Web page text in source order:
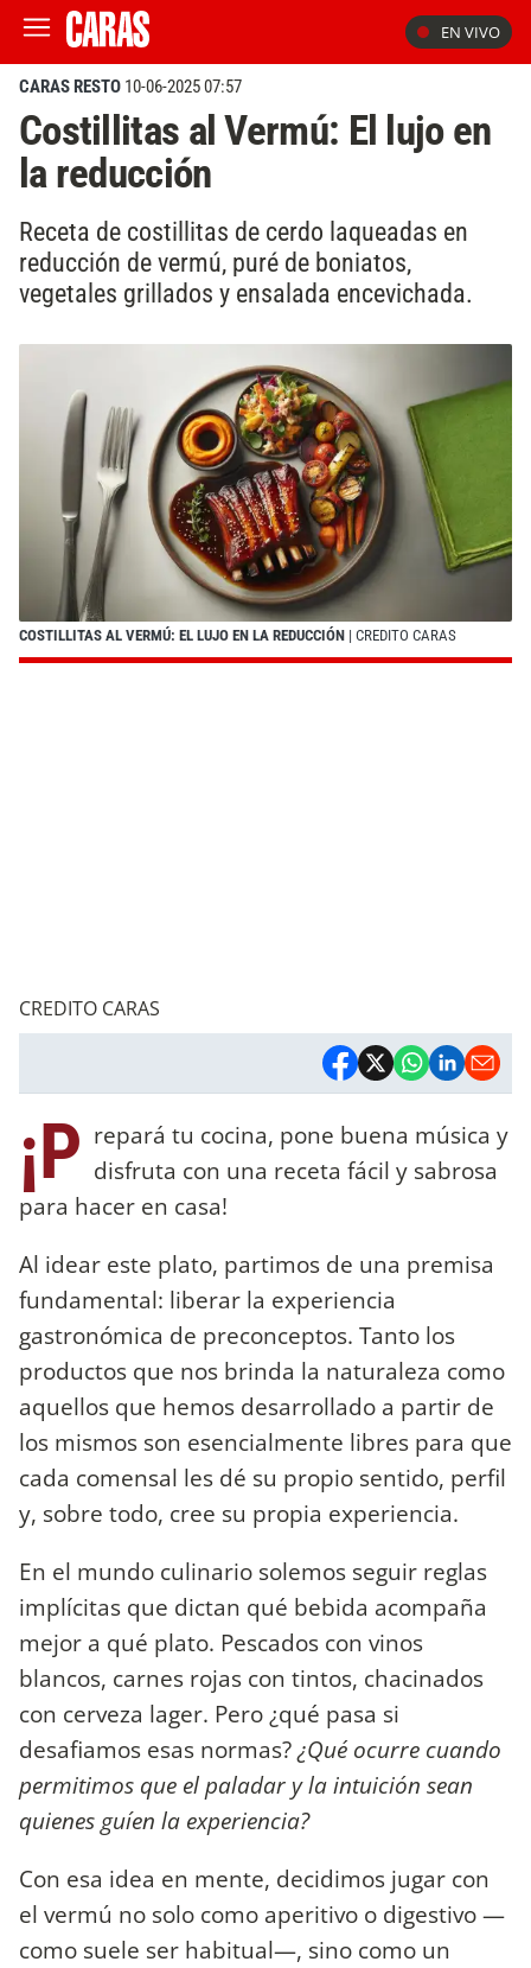
EN VIVO
CARAS RESTO 10-06-2025 07:57
Costillitas al Vermú: El lujo en
la reducción
Receta de costillitas de cerdo laqueadas en
reducción de vermú, puré de boniatos,
vegetales grillados y ensalada encevichada.
COSTILLITAS AL VERMÚ: EL LUJO EN LA REDUCCIÓN | CREDITO CARAS
CREDITO CARAS
¡P repará tu cocina, pone buena música y
disfruta con una receta fácil y sabrosa
para hacer en casa!
Al idear este plato, partimos de una premisa
fundamental: liberar la experiencia
gastronómica de preconceptos. Tanto los
productos que nos brinda la naturaleza como
aquellos que hemos desarrollado a partir de
los mismos son esencialmente libres para que
cada comensal les dé su propio sentido, perfil
y, sobre todo, cree su propia experiencia.
En el mundo culinario solemos seguir reglas
implícitas que dictan qué bebida acompaña
mejor a qué plato. Pescados con vinos
blancos, carnes rojas con tintos, chacinados
con cerveza lager. Pero ¿qué pasa si
desafiamos esas normas?¿Qué ocurre cuando
permitimos que el paladar y la intuición sean
quienes guíen la experiencia?
Con esa idea en mente, decidimos jugar con
el vermú no solo como aperitivo o digestivo —
como suele ser habitual—, sino como un